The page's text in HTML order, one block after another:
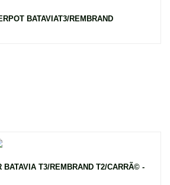
BATAVIAT3/REMBRAND
BATAVIA T3/REMBRAND T2/CARRÃ© -